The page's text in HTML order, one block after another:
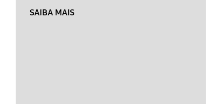
SAIBA MAIS